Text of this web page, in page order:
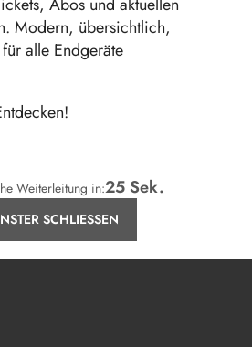
Modern, übersichtlich,
alle Endgeräte
SCHLIESSEN
Weiterleitung in:24 Sek.